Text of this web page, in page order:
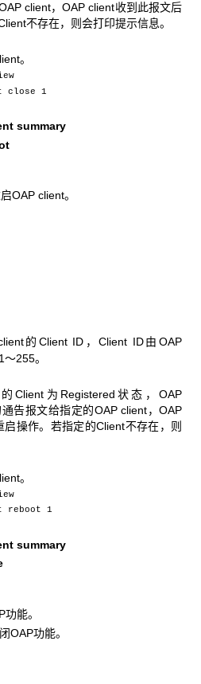
client，OAP client收到此报文后
不存在，则会打印提示信息。
。
close 1
summary
OAP client。
的Client ID，Client ID由OAP
255。
Client为Registered状态，OAP
告报文给指定的OAP client，OAP
操作。若指定的Client不存在，则
。
reboot 1
summary
能。
OAP功能。